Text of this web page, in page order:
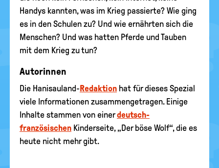
Handys kannten, was im Krieg passierte? Wie ging
es in den Schulen zu? Und wie ernährten sich die
Menschen? Und was hatten Pferde und Tauben
mit dem Krieg zu tun?
Autorinnen
Die Hanisauland- Redaktion hat für dieses Spezial
viele Informationen zusammengetragen. Einige
Inhalte stammen von einerdeutsch-
französischen Kinderseite, „Der böse Wolf“, die es
heute nicht mehr gibt.